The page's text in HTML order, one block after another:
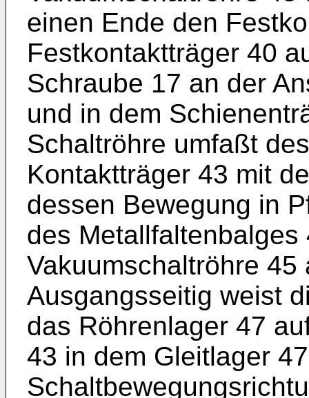
einen Ende den
Festkontaktträger 40
Schraube 17 an der
und in dem
Schaltröhre umfaßt
Kontaktträger 43 mit
dessen Bewegung in
des
Vakuumschaltröhre 45
Ausgangsseitig weist
das Röhrenlager 47
43 in dem Gleitlager